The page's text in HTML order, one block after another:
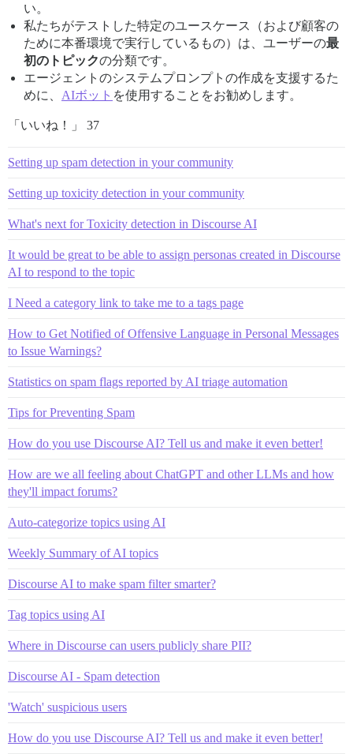
い。
私たちがテストした特定のユースケース（および顧客の
ために本番環境で実行しているもの）は、ユーザーの最
初のトピックの分類です。
エージェントのシステムプロンプトの作成を支援するた
めに、 AIボット を使用することをお勧めします。
「いいね！」 37
Setting up spam detection in your community
Setting up toxicity detection in your community
What's next for Toxicity detection in Discourse AI
It would be great to be able to assign personas created in Discourse
AI to respond to the topic
I Need a category link to take me to a tags page
How to Get Notified of Offensive Language in Personal Messages
to Issue Warnings?
Statistics on spam flags reported by AI triage automation
Tips for Preventing Spam
How do you use Discourse AI? Tell us and make it even better!
How are we all feeling about ChatGPT and other LLMs and how
they'll impact forums?
Auto-categorize topics using AI
Weekly Summary of AI topics
Discourse AI to make spam filter smarter?
Tag topics using AI
Where in Discourse can users publicly share PII?
Discourse AI - Spam detection
'Watch' suspicious users
How do you use Discourse AI? Tell us and make it even better!